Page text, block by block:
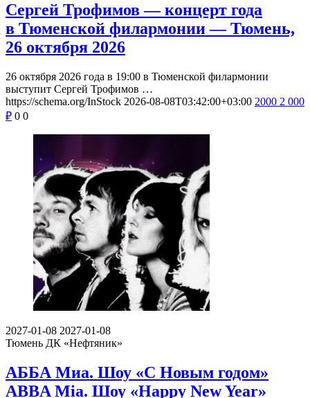
Сергей Трофимов — концерт года
в Тюменской филармонии — Тюмень,
26 октября 2026
26 октября 2026 года в 19:00 в Тюменской филармонии
выступит Сергей Трофимов …
https://schema.org/InStock 2026-08-08T03:42:00+03:00 2000 2 000
₽ 0 0
2027-01-08 2027-01-08
Тюмень ДК «Нефтяник»
АББА Миа. Шоу «С Новым годом»
ABBA Mia. Шоу «Happy New Year»